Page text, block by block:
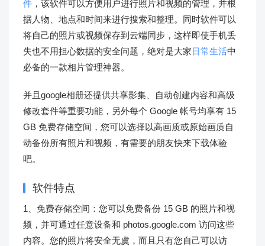
件 ，该软件可以方便用户进行照片和视频的管理，并根
据人物、地点和时间来进行搜索和整理。同时软件可以
将自己的照片或视频保存到云端同步，这样即使手机丢
失也不用担心数据的安全问题，绝对是大家日常生活中
必备的一款相片管理神器。
并且google相册还提供共享影集、自动创建内容和高级
修改套件等重要功能，另外每个 Google 帐号均享有 15
GB 免费存储空间，您可以选择以高画质或原始画质自
动备份所有照片和视频，有需要的朋友快来下载体验
吧。
软件特点
1、免费存储空间：您可以免费备份 15 GB 的照片和视
频，并可通过任意设备和 photos.google.com 访问这些
内容。您的照片将安全无虞，而且只有您自己可以访